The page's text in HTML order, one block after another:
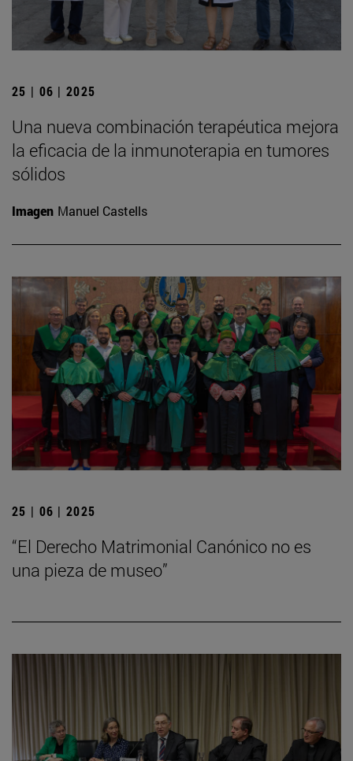
25 | 06 | 2025
Una nueva combinación terapéutica mejora
la eficacia de la inmunoterapia en tumores
sólidos
Imagen Manuel Castells
25 | 06 | 2025
“El Derecho Matrimonial Canónico no es
una pieza de museo”